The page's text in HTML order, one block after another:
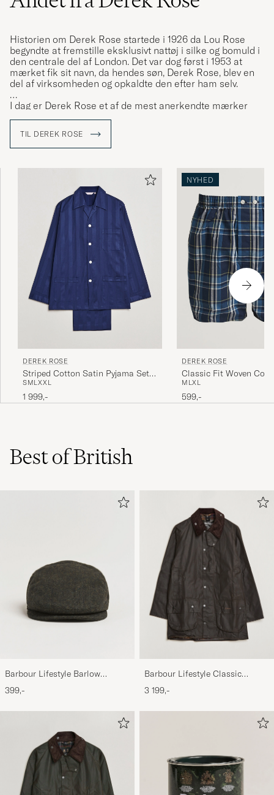
Historien om Derek Rose startede i 1926 da Lou Rose
begyndte at fremstille eksklusivt nattøj i silke og bomuld i
den centrale del af London. Det var dog først i 1953 at
mærket fik sit navn, da hendes søn, Derek Rose, blev en
del af virksomheden og opkaldte den efter ham selv.
I dag er Derek Rose et af de mest anerkendte mærker
inden for eksklusivt loungewear, undertøj og pyjamas’er.
TIL DEREK ROSE
DEREK ROSE
Striped Cotton Satin Pyjama Set
Navy
SMLXXL
1 999,-
NYHED
DEREK ROSE
Classic Fit Woven
Shorts Navy
M LXL
599,-
Best of British
Barbour Lifestyle Barlow
Herringbone Cap Olive
399,-
Barbour Lifestyle Classic
Beaufort Jacket Olive
3 199,-